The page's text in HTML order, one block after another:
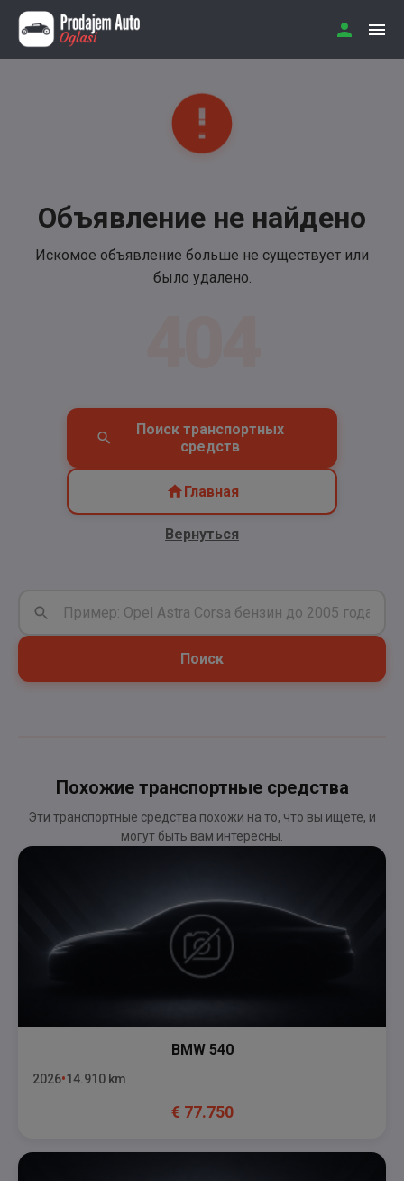
Объявление не найдено
Искомое объявление больше не существует или
было удалено.
Поиск транспортных
средств
Главная
Вернуться
Поиск
Похожие транспортные средства
Эти транспортные средства похожи на то, что вы ищете, и
могут быть вам интересны.
BMW 540
2026 14.910 km
€ 77.750